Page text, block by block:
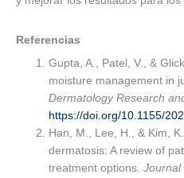
Referencias
Gupta, A., Patel, V., &
moisture management in
Dermatology Research
https://doi.org/10.1155/
Han, M., Lee, H., & Kim,
dermatosis: A review of
treatment options.Journal